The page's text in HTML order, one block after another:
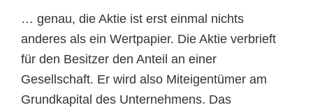
… genau, die Aktie ist erst einmal nichts
anderes als ein Wertpapier. Die Aktie verbrieft
für den Besitzer den Anteil an einer
Gesellschaft. Er wird also Miteigentümer am
Grundkapital des Unternehmens. Das